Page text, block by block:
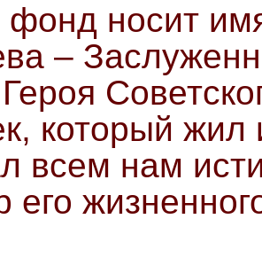
фонд носит
–
который
всем нам
его